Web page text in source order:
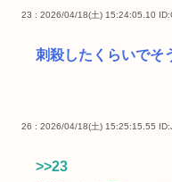
23 : 2026/04/18(土) 15:24:05.10
刺殺したくらいでそ
26 : 2026/04/18(土) 15:25:15.55
>>23